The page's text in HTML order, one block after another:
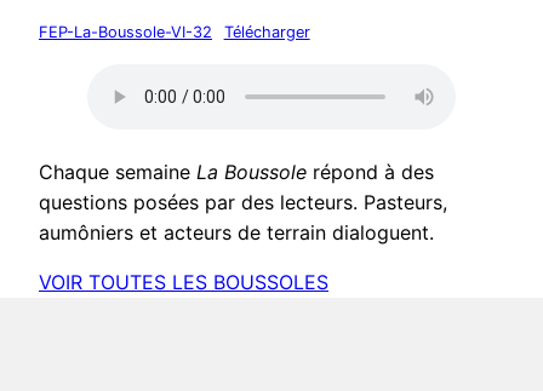
FEP-La-Boussole-VI-32 Télécharger
Chaque semaine La Boussole répond à des
questions posées par des lecteurs. Pasteurs,
aumôniers et acteurs de terrain dialoguent.
VOIR TOUTES LES BOUSSOLES